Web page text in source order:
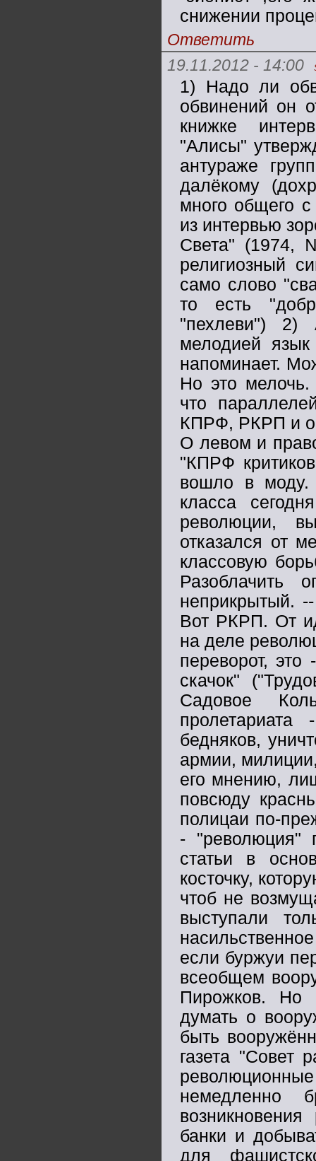
снижении
Ответить
19.11.2012 - 14:00
1) Надо ли
обвинений он
книжке
"Алисы"
антураже
далёкому
много общего
из интервью
Света" (1974,
религиозный
само слово
то есть
"пехлеви") 2)
мелодией язык
напоминает.
Но это мелочь.
что
КПРФ, РКРП и об
О левом и
"КПРФ
вошло в моду.
класса
революции,
отказался от
классовую
Разоблачить
неприкрытый.
Вот РКРП. От
на деле
переворот,
скачок"
Садовое
бедняков,
армии,
его мнению,
повсюду
полицаи по-
- "революция"
статьи в
косточку,
чтоб не
выступали
если буржуи
всеобщем
Пирожков. Но
думать о
быть
газета "Совет
немедленно
банки и
для